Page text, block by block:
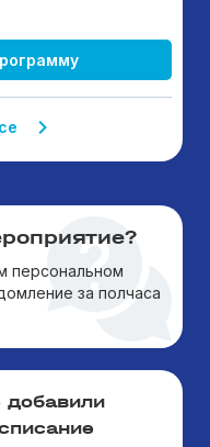
персональном
за полчаса
добавили